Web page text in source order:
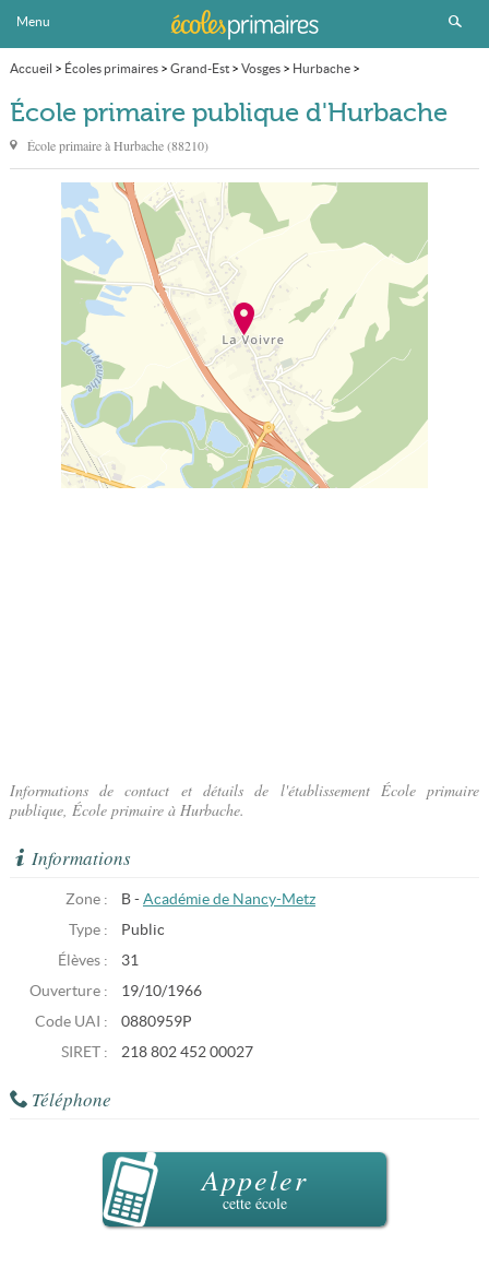
Menu
Accueil > Écoles primaires> Grand-Est> Vosges> Hurbache>
École primaire publique
École primaire publique d'Hurbache
École primaire àHurbache(88210)
Informations de contact et détails de l'établissement École primaire
publique, École primaire à Hurbache.
Informations
Zone : B - Académie de Nancy-Metz
Type :
Public
Élèves :
31
Ouverture :
19/10/1966
Code UAI :
0880959P
SIRET :
218 802 452 00027
Téléphone
Appeler
cette école